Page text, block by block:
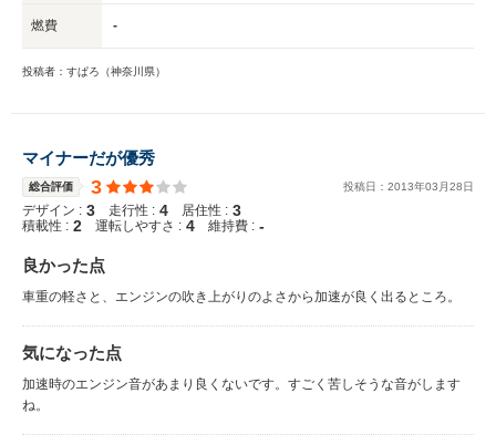
燃費 -
投稿者：すぱろ（神奈川県）
マイナーだが優秀
総合評価 3 投稿日： 2013年03 月28日
デザイン : 3 走行性 : 4 居住性 : 3
積載性 : 2 運転しやすさ : 4 維持費 : -
良かった点
車重の軽さと、エンジンの吹き上がりのよさから加速が良く出るところ。
気になった点
加速時のエンジン音があまり良くないです。すごく苦しそうな音がします
ね。